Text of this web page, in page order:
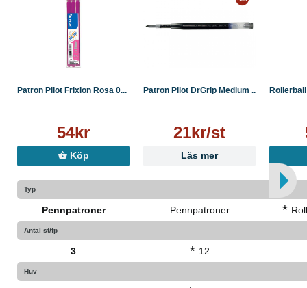
Patron Pilot Frixion Rosa 0...
54kr
Köp
Patron Pilot DrGrip Medium ...
21kr/st
Läs mer
Typ
Pennpatroner Pennpatroner *
Antal st/fp
3 * 12
Huv